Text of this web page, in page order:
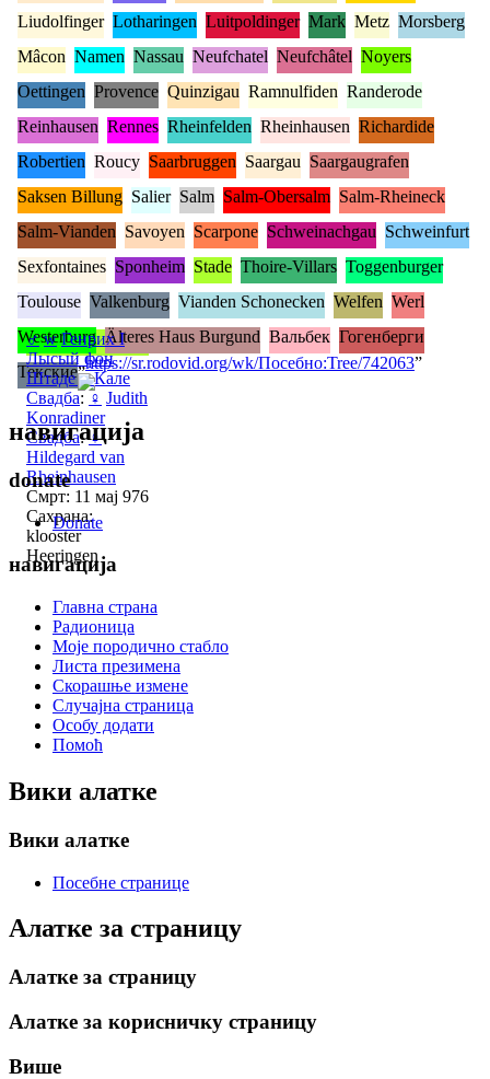
♂ w Генрих I
Лысый фон
Штаде и Кале
Свадба: ♀ Judith
Konradiner
Свадба:♀
Hildegard van
Rheinhausen
Смрт: 11 мај 976
Сахрана:
klooster
Heeringen
Liudolfinger Lotharingen Luitpoldinger Mark Metz Morsberg
Mâcon Namen Nassau Neufchatel Neufchâtel Noyers
Oettingen Provence Quinzigau Ramnulfiden Randerode
Reinhausen Rennes Rheinfelden Rheinhausen Richardide
Robertien Roucy Saarbruggen Saargau Saargaugrafen
Saksen Billung Salier Salm Salm-Obersalm Salm-Rheineck
Salm-Vianden Savoyen Scarpone Schweinachgau Schweinfurt
Sexfontaines Sponheim Stade Thoire-Villars Toggenburger
Toulouse Valkenburg Vianden Schonecken Welfen Werl
Westerburg Älteres Haus Burgund Вальбек Гогенберги
Текские„https://sr.rodovid.org/wk/Посебно:Tree/742063”
навигација
donate
Donate
навигација
Главна страна
Радионица
Моје породично стабло
Листа презимена
Скорашње измене
Случајна страница
Особу додати
Помоћ
Вики алатке
Вики алатке
Посебне странице
Алатке за страницу
Алатке за страницу
Алатке за корисничку страницу
Више